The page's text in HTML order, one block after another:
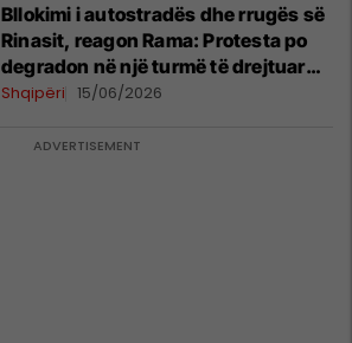
Bllokimi i autostradës dhe rrugës së
Rinasit, reagon Rama: Protesta po
degradon në një turmë të drejtuar
nga mendje të liga
Shqipëri 15/06/2026